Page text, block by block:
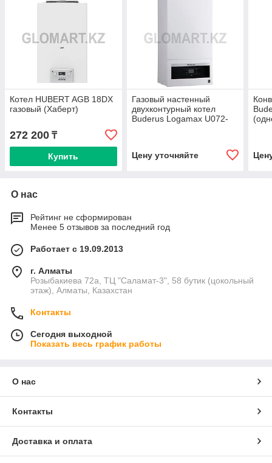
Котел HUBERT AGB 18DX
газовый (Хаберт)
272 200 ₸
Купить
Газовый настенный
двухконтурный котел
Buderus Logamax U072-
Цену уточняйте
О нас
Рейтинг не сформирован
Менее 5 отзывов за последний год
Работает с 19.09.2013
г. Алматы
Розыбакиева 72а, ТЦ "Саламат-3", 58 бутик (цокольный
этаж), Алматы, Казахстан
Контакты
Сегодня выходной
Показать весь график работы
О нас
Контакты
Доставка и оплата